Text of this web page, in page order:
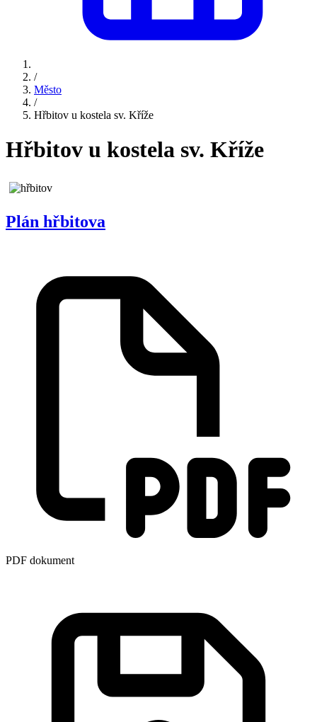
/
Město
/
Hřbitov u kostela sv. Kříže
Hřbitov u kostela sv. Kříže
Plán hřbitova
PDF dokument